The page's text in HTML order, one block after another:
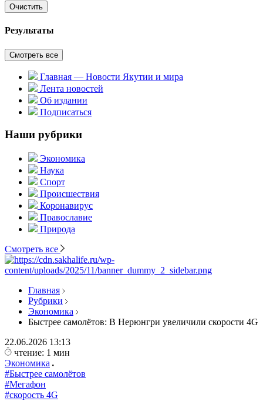
Очистить
Результаты
Смотреть все
Главная — Новости Якутии и мира
Лента новостей
Об издании
Подписаться
Наши рубрики
Экономика
Наука
Спорт
Происшествия
Коронавирус
Православие
Природа
Смотреть все
Главная
Рубрики
Экономика
Быстрее самолётов: В Нерюнгри увеличили скорости 4G
22.06.2026 13:13
чтение: 1 мин
Экономика
#Быстрее самолётов
#Мегафон
#скорость 4G